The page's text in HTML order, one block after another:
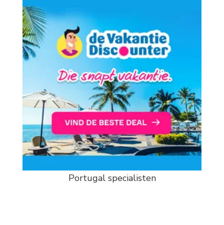
Portugal specialisten